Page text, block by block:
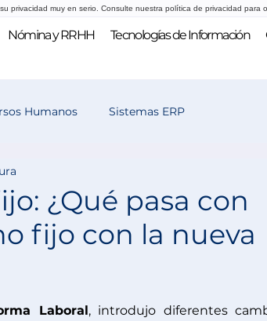
Nómina y RRHH Tecnologías de Información
Humanos Sistemas ERP
¿Qué pasa con
fijo con la nueva
Laboral, introdujo diferentes
privacidad muy en serio. Consulte nuestra política de privacidad